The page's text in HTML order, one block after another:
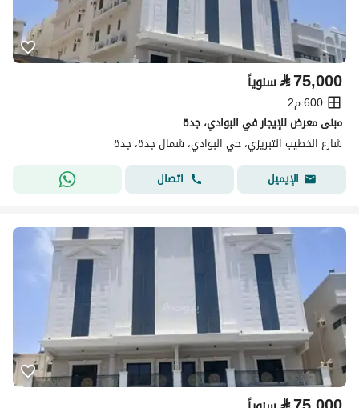
⃁75,000 سنوياً
600 م2
مبنى معرض للإيجار في البوادي، جدة
شارع الخطيب التبريزي، حي البوادي، شمال جدة، جدة
الإيميل
اتصال